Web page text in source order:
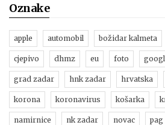
Oznake
apple automobil božidar kalmeta
cjepivo dhmz eu foto
grad zadar hnk zadar hrvatska
korona koronavirus košarka
namirnice nk zadar novac pag